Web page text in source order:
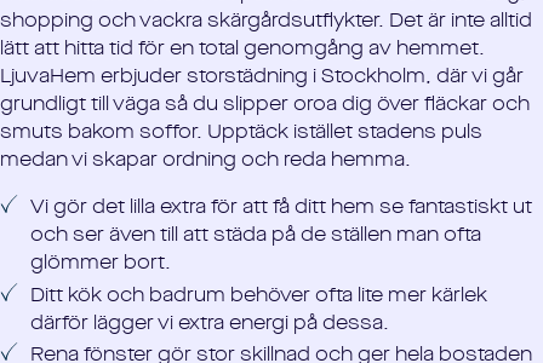
shopping och vackra skärgårdsutflykter. Det är inte alltid
lätt att hitta tid för en total genomgång av hemmet.
LjuvaHem erbjuder storstädning i Stockholm, där vi går
grundligt till väga så du slipper oroa dig över fläckar och
smuts bakom soffor. Upptäck istället stadens puls
medan vi skapar ordning och reda hemma.
Vi gör det lilla extra för att få ditt hem se fantastiskt ut
och ser även till att städa på de ställen man ofta
glömmer bort.
Ditt kök och badrum behöver ofta lite mer kärlek
därför lägger vi extra energi på dessa.
Rena fönster gör stor skillnad och ger hela bostaden